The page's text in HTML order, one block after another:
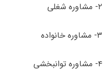
۲- مشاوره شغلی
۳- مشاوره خانواده
۴- مشاوره توانبخشی